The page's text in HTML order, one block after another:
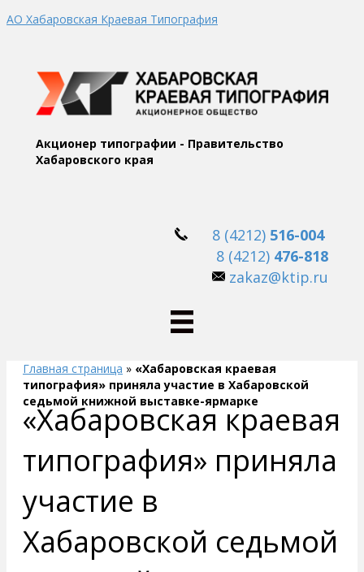
АО Хабаровская Краевая Типография
Акционер типографии - Правительство
Хабаровского края
8 (4212) 516-004
8 (4212) 476-818
zakaz@ktip.ru
Главная страница » «Хабаровская краевая
типография» приняла участие в Хабаровской
седьмой книжной выставке-ярмарке
«Хабаровская краевая
типография» приняла
участие в
Хабаровской седьмой